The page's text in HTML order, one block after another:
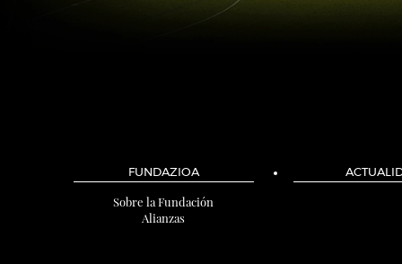
FUNDAZIOA
Sobre la Fundación
Alianzas